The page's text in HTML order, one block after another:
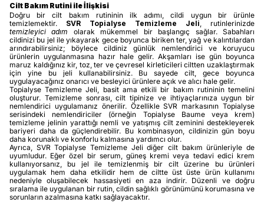
Cilt Bakım Rutini ile İlişkisi
Doğru bir cilt bakım rutininin ilk adımı, cildi uygun bir ürünle
temizlemektir. SVR Topialyse Temizleme Jeli , rutinlerinizde
temizleyici adım olarak mükemmel bir başlangıç sağlar. Sabahları
cildinizi bu jel ile yıkayarak gece boyunca biriken ter, yağ ve kalıntılardan
arındırabilirsiniz; böylece cildiniz günlük nemlendirici ve koruyucu
ürünlerin uygulanmasına hazır hale gelir. Akşamları ise gün boyunca
maruz kaldığınız kir, toz, ter ve çevresel kirleticileri ciltten uzaklaştırmak
için yine bu jeli kullanabilirsiniz. Bu sayede cilt, gece boyunca
uygulayacağınız onarıcı ve besleyici ürünlere açık ve alıcı hale gelir.
Topialyse Temizleme Jeli, basit ama etkili bir bakım rutininin temelini
oluşturur. Temizleme sonrası, cilt tipinize ve ihtiyaçlarınıza uygun bir
nemlendirici uygulamanız önerilir. Özellikle SVR markasının Topialyse
serisindeki nemlendiriciler (örneğin Topialyse Baume veya krem)
temizleme jelinin yarattığı nemli ve yatışmış cilt zeminini destekleyerek
bariyeri daha da güçlendirebilir. Bu kombinasyon, cildinizin gün boyu
daha korunaklı ve konforlu kalmasına yardımcı olur.
Ayrıca, SVR Topialyse Temizleme Jeli diğer cilt bakım ürünleriyle de
uyumludur. Eğer özel bir serum, güneş kremi veya tedavi edici krem
kullanıyorsanız, bu jel ile temizlenmiş bir cilt üzerine bu ürünleri
uygulamak hem daha etkilidir hem de ciltte üst üste ürün kullanımı
nedeniyle oluşabilecek hassasiyeti en aza indirir. Düzenli ve doğru
sıralama ile uygulanan bir rutin, cildin sağlıklı görünümünü korumasına ve
sorunların azalmasına katkı sağlayacaktır.